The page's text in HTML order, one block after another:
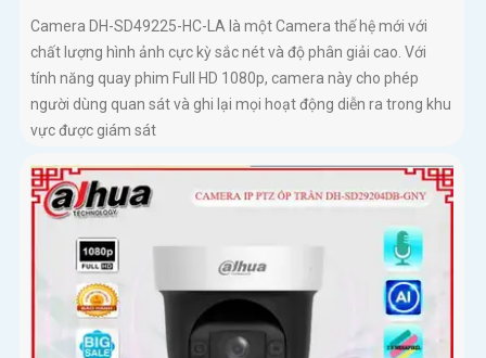
Camera DH-SD49225-HC-LA là một Camera thế hệ mới với
chất lượng hình ảnh cực kỳ sắc nét và độ phân giải cao. Với
tính năng quay phim Full HD 1080p, camera này cho phép
người dùng quan sát và ghi lại mọi hoạt động diễn ra trong khu
vực được giám sát